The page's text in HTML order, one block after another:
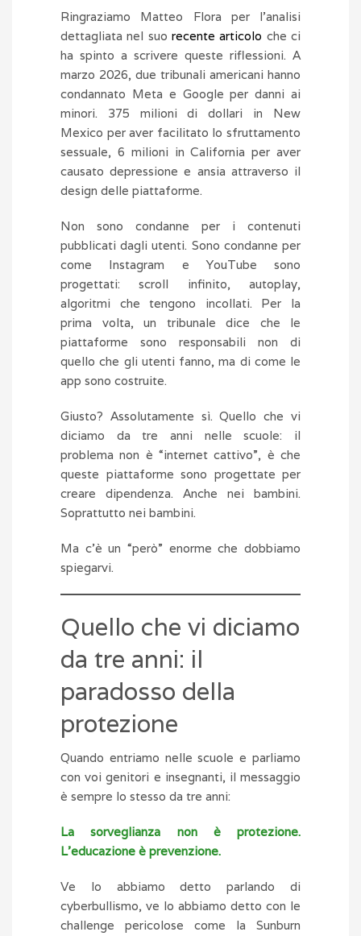
Ringraziamo Matteo Flora per l’analisi
dettagliata nel suo recente articolo che ci
ha spinto a scrivere queste riflessioni. A
marzo 2026, due tribunali americani hanno
condannato Meta e Google per danni ai
minori. 375 milioni di dollari in New
Mexico per aver facilitato lo sfruttamento
sessuale, 6 milioni in California per aver
causato depressione e ansia attraverso il
design delle piattaforme.
Non sono condanne per i contenuti
pubblicati dagli utenti. Sono condanne per
come Instagram e YouTube sono
progettati: scroll infinito, autoplay,
algoritmi che tengono incollati. Per la
prima volta, un tribunale dice che le
piattaforme sono responsabili non di
quello che gli utenti fanno, ma di come le
app sono costruite.
Giusto? Assolutamente sì. Quello che vi
diciamo da tre anni nelle scuole: il
problema non è “internet cattivo”, è che
queste piattaforme sono progettate per
creare dipendenza. Anche nei bambini.
Soprattutto nei bambini.
Ma c’è un “però” enorme che dobbiamo
spiegarvi.
Quello che vi diciamo
da tre anni: il
paradosso della
protezione
Quando entriamo nelle scuole e parliamo
con voi genitori e insegnanti, il messaggio
è sempre lo stesso da tre anni:
La sorveglianza non è protezione.
L’educazione è prevenzione.
Ve lo abbiamo detto parlando di
cyberbullismo, ve lo abbiamo detto con le
challenge pericolose come la Sunburn